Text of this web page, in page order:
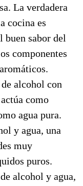
La verdadera
cocina es
buen sabor del
componentes
alcohol con
como
agua pura.
y agua, una
muy
puros.
alcohol y agua,